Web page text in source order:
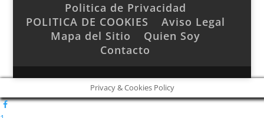
Politica de Privacidad
POLITICA DE COOKIES
Aviso Legal
Mapa del Sitio
Quien Soy
Contacto
Privacy & Cookies Policy